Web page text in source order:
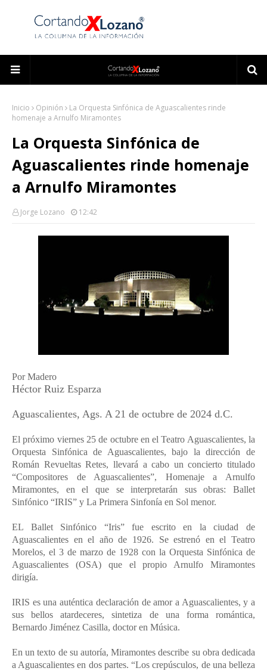
Inicio Opinión
La Orquesta Sinfónica de Aguascalientes rinde
homenaje a Arnulfo Miramontes
La Orquesta Sinfónica de
Aguascalientes rinde homenaje
a Arnulfo Miramontes
Jorge Lozano 12:42
Por Madero
Héctor Ruiz Esparza
Aguascalientes, Ags. A 21 de octubre de 2024 d.C.
El próximo viernes 25 de octubre en el Teatro Aguascalientes, la
Orquesta Sinfónica de Aguascalientes, bajo la dirección de
Román Revueltas Retes, llevará a cabo un concierto titulado
“Compositores de Aguascalientes”, Homenaje a Arnulfo
Miramontes, en el que se interpretarán sus obras: Ballet
Sinfónico “IRIS” y La Primera Sinfonía en Sol menor.
EL Ballet Sinfónico “Iris” fue escrito en la ciudad de
Aguascalientes en el año de 1926. Se estrenó en el Teatro
Morelos, el 3 de marzo de 1928 con la Orquesta Sinfónica de
Aguascalientes (OSA) que el propio Arnulfo Miramontes
dirigía.
IRIS es una auténtica declaración de amor a Aguascalientes, y a
sus bellos atardeceres, sintetiza de una forma romántica,
Bernardo Jiménez Casilla, doctor en Música.
En un texto de su autoría, Miramontes describe su obra dedicada
a Aguascalientes en dos partes. “Los crepúsculos, de una belleza